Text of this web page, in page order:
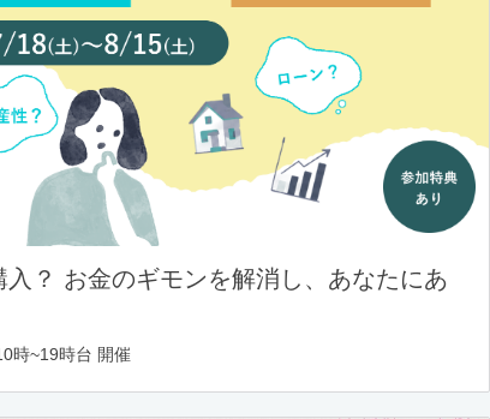
？ お金のギモンを解消し、あなたにあ
時~19時台 開催